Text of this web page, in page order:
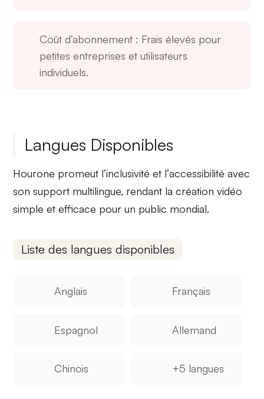
Coût d’abonnement : Frais élevés pour
petites entreprises et utilisateurs
individuels.
Langues Disponibles
Hourone promeut l’inclusivité et l’accessibilité avec
son support multilingue, rendant la création vidéo
simple et efficace pour un public mondial.
Liste des langues disponibles
Anglais Français
Espagnol Allemand
Chinois +5 langues